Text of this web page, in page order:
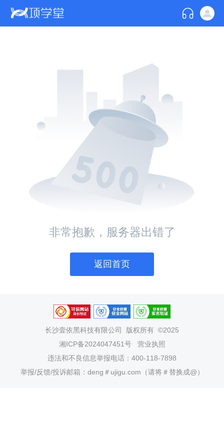
非常抱歉，服务器出错了
返回首页
长沙壹依黑科技有限公司
版权所有 ©2025
湘ICP备2024047451号
营业执照
违法和不良信息举报电话：400-118-7898
举报/反馈/投诉邮箱：deng＃ujigu.com（请将＃替换成@）